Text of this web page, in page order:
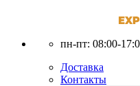
пн-пт: 08:00-
Доставка
Контакты